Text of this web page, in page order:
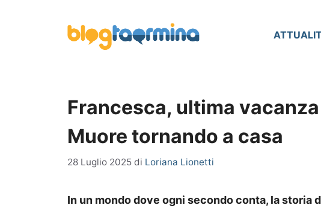
Francesca, ultima
Muore tornando a casa
28 Luglio 2025 di Loriana Lionetti
In un mondo dove ogni secondo conta, la storia